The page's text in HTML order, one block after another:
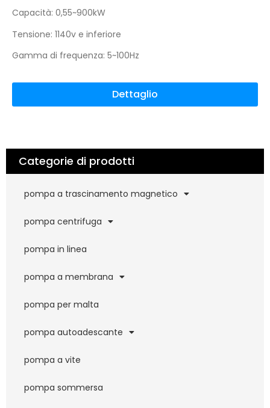
Categorie di prodotti
pompa a trascinamento magnetico
pompa centrifuga
pompa in linea
pompa a membrana
pompa per malta
pompa autoadescante
pompa a vite
pompa sommersa
Capacità: 0,55~900kW
Tensione: 1140v e inferiore
Gamma di frequenza: 5~100Hz
Dettaglio